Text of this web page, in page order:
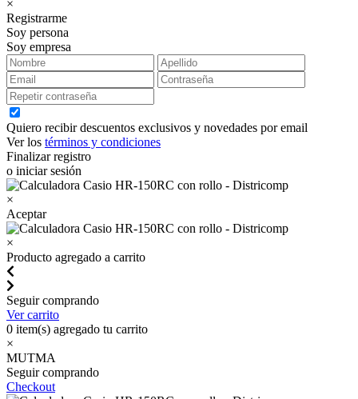
×
Registrarme
Soy persona
Soy empresa
Quiero recibir descuentos exclusivos y novedades por email
Ver los términos y condiciones
Finalizar registro
o iniciar sesión
×
Aceptar
×
Producto agregado a carrito
Seguir comprando
Ver carrito
0 item(s) agregado tu carrito
×
MUTMA
Seguir comprando
Checkout